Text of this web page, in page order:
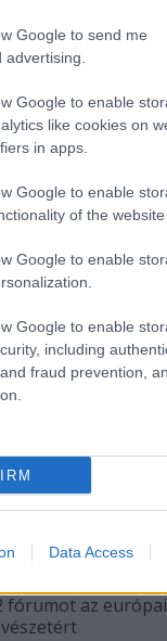
Google to send me
Google to enable
like cookies on
in apps.
Google to enable
of the website
Google to enable
Google to enable
including
fraud prevention,
Data Access
segít a
a
a Könyves
24 órás
fórumot az